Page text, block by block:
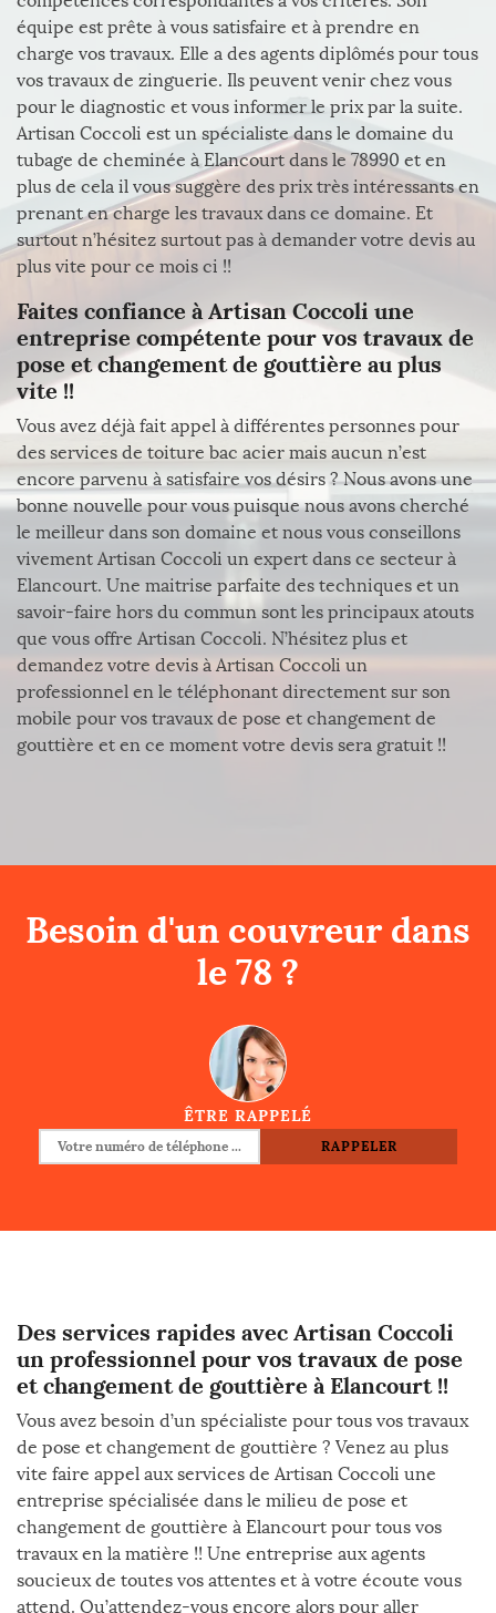
équipe est prête à vous satisfaire et à prendre en
charge vos travaux. Elle a des agents diplômés pour tous
vos travaux de zinguerie. Ils peuvent venir chez vous
pour le diagnostic et vous informer le prix par la suite.
Artisan Coccoli est un spécialiste dans le domaine du
tubage de cheminée à Elancourt dans le 78990 et en
plus de cela il vous suggère des prix très intéressants en
prenant en charge les travaux dans ce domaine. Et
surtout n’hésitez surtout pas à demander votre devis au
plus vite pour ce mois ci !!
Faites confiance à Artisan Coccoli une
entreprise compétente pour vos travaux de
pose et changement de gouttière au plus
vite !!
Vous avez déjà fait appel à différentes personnes pour
des services de toiture bac acier mais aucun n’est
encore parvenu à satisfaire vos désirs ? Nous avons une
bonne nouvelle pour vous puisque nous avons cherché
le meilleur dans son domaine et nous vous conseillons
vivement Artisan Coccoli un expert dans ce secteur à
Elancourt. Une maitrise parfaite des techniques et un
savoir-faire hors du commun sont les principaux atouts
que vous offre Artisan Coccoli. N’hésitez plus et
demandez votre devis à Artisan Coccoli un
professionnel en le téléphonant directement sur son
mobile pour vos travaux de pose et changement de
gouttière et en ce moment votre devis sera gratuit !!
Besoin d'un couvreur dans
le 78 ?
ÊTRE RAPPELÉ
Des services rapides avec Artisan Coccoli
un professionnel pour vos travaux de pose
et changement de gouttière à Elancourt !!
Vous avez besoin d’un spécialiste pour tous vos travaux
de pose et changement de gouttière ? Venez au plus
vite faire appel aux services de Artisan Coccoli une
entreprise spécialisée dans le milieu de pose et
changement de gouttière à Elancourt pour tous vos
travaux en la matière !! Une entreprise aux agents
soucieux de toutes vos attentes et à votre écoute vous
attend. Qu’attendez-vous encore alors pour aller